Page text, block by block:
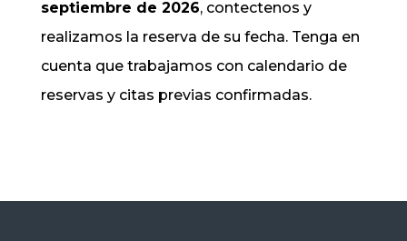
septiembre de 2026, contectenos y
realizamos la reserva de su fecha. Tenga en
cuenta que trabajamos con calendario de
reservas y citas previas confirmadas.